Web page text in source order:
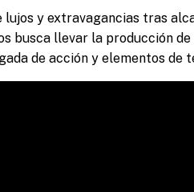
y extravagancias tras
busca llevar la producción
de acción y elementos de